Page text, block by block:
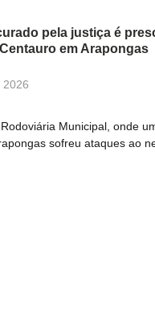
pela justiça é
em Arapongas
2026